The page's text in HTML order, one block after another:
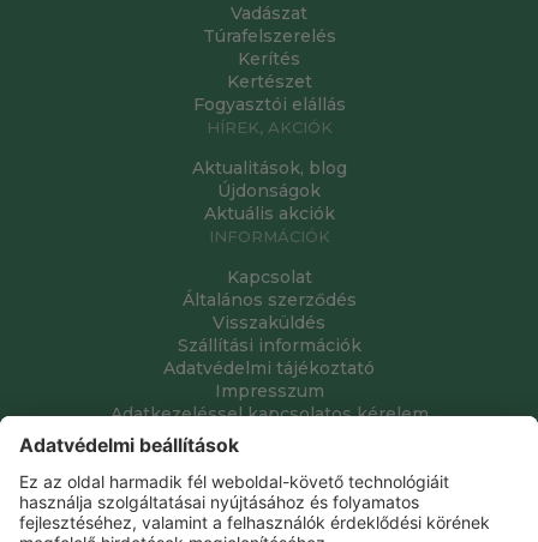
Vadászat
Túrafelszerelés
Kerítés
Kertészet
Fogyasztói elállás
HÍREK, AKCIÓK
Aktualitások, blog
Újdonságok
Aktuális akciók
INFORMÁCIÓK
Kapcsolat
Általános szerződés
Visszaküldés
Szállítási információk
Adatvédelmi tájékoztató
Impresszum
Adatkezeléssel kapcsolatos kérelem